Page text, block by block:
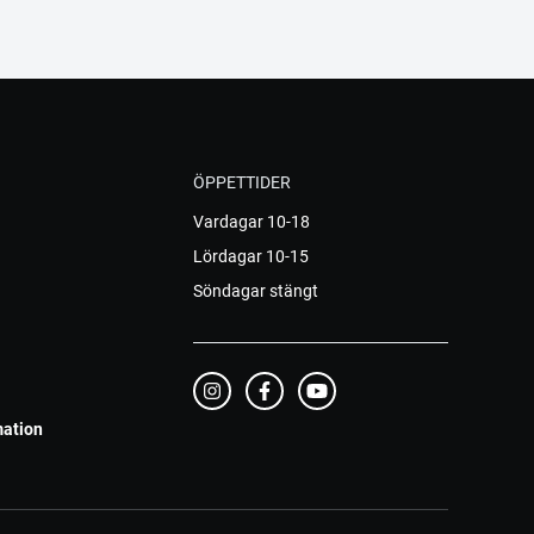
ÖPPETTIDER
Vardagar 10-18
Lördagar 10-15
Söndagar stängt